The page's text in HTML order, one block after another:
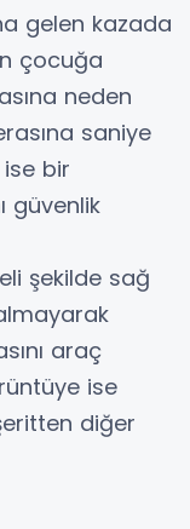
gelen kazada
çocuğa
neden
saniye
ise bir
güvenlik
şekilde sağ
araç
ise
diğer